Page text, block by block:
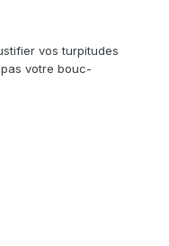
vos turpitudes
votre bouc-